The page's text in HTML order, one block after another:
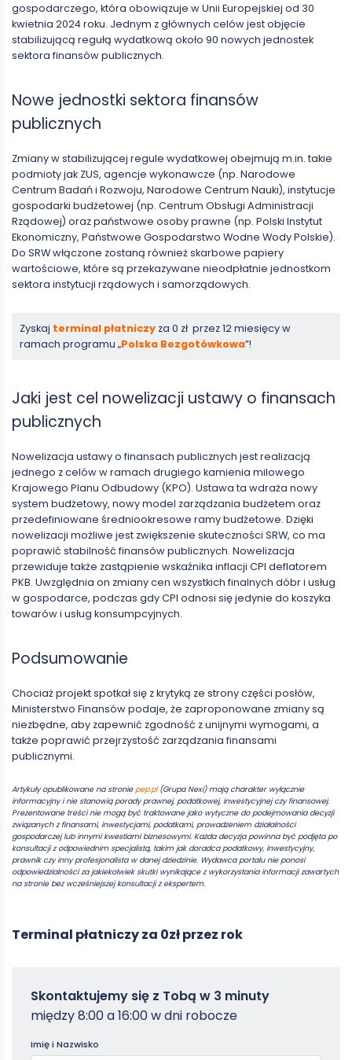
gospodarczego, która obowiązuje w Unii Europejskiej od 30
kwietnia 2024 roku. Jednym z głównych celów jest objęcie
stabilizującą regułą wydatkową około 90 nowych jednostek
sektora finansów publicznych.
Nowe jednostki sektora finansów
publicznych
Zmiany w stabilizującej regule wydatkowej obejmują m.in. takie
podmioty jak ZUS, agencje wykonawcze (np. Narodowe
Centrum Badań i Rozwoju, Narodowe Centrum Nauki), instytucje
gospodarki budżetowej (np. Centrum Obsługi Administracji
Rządowej) oraz państwowe osoby prawne (np. Polski Instytut
Ekonomiczny, Państwowe Gospodarstwo Wodne Wody Polskie).
Do SRW włączone zostaną również skarbowe papiery
wartościowe, które są przekazywane nieodpłatnie jednostkom
sektora instytucji rządowych i samorządowych.
Zyskaj terminal płatniczy za 0 zł przez 12 miesięcy w
ramach programu „Polska Bezgotówkowa”!
Jaki jest cel nowelizacji ustawy o finansach
publicznych
Nowelizacja ustawy o finansach publicznych jest realizacją
jednego z celów w ramach drugiego kamienia milowego
Krajowego Planu Odbudowy (KPO). Ustawa ta wdraża nowy
system budżetowy, nowy model zarządzania budżetem oraz
przedefiniowane średniookresowe ramy budżetowe. Dzięki
nowelizacji możliwe jest zwiększenie skuteczności SRW, co ma
poprawić stabilność finansów publicznych. Nowelizacja
przewiduje także zastąpienie wskaźnika inflacji CPI deflatorem
PKB. Uwzględnia on zmiany cen wszystkich finalnych dóbr i usług
w gospodarce, podczas gdy CPI odnosi się jedynie do koszyka
towarów i usług konsumpcyjnych.
Podsumowanie
Chociaż projekt spotkał się z krytyką ze strony części posłów,
Ministerstwo Finansów podaje, że zaproponowane zmiany są
niezbędne, aby zapewnić zgodność z unijnymi wymogami, a
także poprawić przejrzystość zarządzania finansami
publicznymi.
Artykuły opublikowane na stroniepep.pl(Grupa Nexi) mają charakter wyłącznie
informacyjny i nie stanowią porady prawnej, podatkowej, inwestycyjnej czy finansowej.
Prezentowane treści nie mogą być traktowane jako wytyczne do podejmowania decyzji
związanych z finansami, inwestycjami, podatkami, prowadzeniem działalności
gospodarczej lub innymi kwestiami biznesowymi. Każda decyzja powinna być podjęta po
konsultacji z odpowiednim specjalistą, takim jak doradca podatkowy, inwestycyjny,
prawnik czy inny profesjonalista w danej dziedzinie. Wydawca portalu nie ponosi
odpowiedzialności za jakiekolwiek skutki wynikające z wykorzystania informacji zawartych
na stronie bez wcześniejszej konsultacji z ekspertem.
Terminal płatniczy za 0zł przez rok
Zamowterminal
Poradniki
Skontaktujemy się z Tobą w 3 minuty
między 8:00 a 16:00 w dni robocze
Imię i Nazwisko